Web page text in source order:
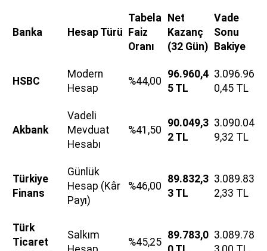
Banka Hesap Türü
Tabela
Faiz
Oranı
Net
Kazanç
(32 Gün)
Vade
Sonu
Bakiye
HSBC
Modern
Hesap
%44,00
96.960,4
5 TL
3.096.96
0,45 TL
Akbank
Vadeli
Mevduat
Hesabı
%41,50
90.049,3
2 TL
3.090.04
9,32 TL
Türkiye
Finans
Günlük
Hesap (Kâr
Payı)
%46,00
89.832,3
3 TL
3.089.83
2,33 TL
Türk
Ticaret
Salkım
%45,25
89.783,0 3.089.78